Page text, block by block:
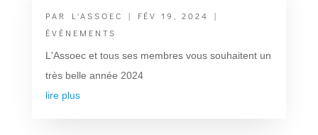
PAR L'ASSOEC | FÉV 19, 2024
|
ÉVÈNEMENTS
L'Assoec et tous ses membres vous souhaitent un
très belle année 2024
lire plus